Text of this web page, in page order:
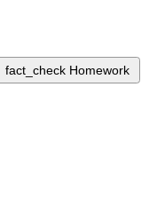
fact_check Homework